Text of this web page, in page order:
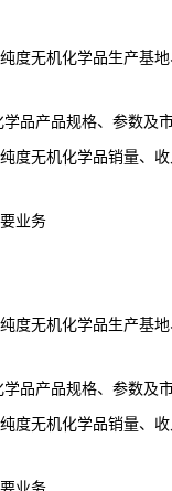
无机化学品生产基地
产品规格、参数及市
无机化学品销量、收
业务
度无机化学品生产基
产品规格、参数及市
无机化学品销量、收